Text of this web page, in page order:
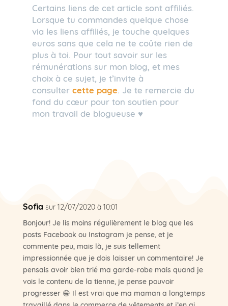
Certains liens de cet article sont affiliés.
Lorsque tu commandes quelque chose
via les liens affiliés, je touche quelques
euros sans que cela ne te coûte rien de
plus à toi. Pour tout savoir sur les
rémunérations sur mon blog, et mes
choix à ce sujet, je t’invite à
consulter cette page . Je te remercie du
fond du cœur pour ton soutien pour
mon travail de blogueuse ♥
Sofia sur 12/07/2020 à 10:01
Bonjour! Je lis moins régulièrement le blog que les
posts Facebook ou Instagram je pense, et je
commente peu, mais là, je suis tellement
impressionnée que je dois laisser un commentaire! Je
pensais avoir bien trié ma garde-robe mais quand je
vois le contenu de la tienne, je pense pouvoir
progresser 😁 Il est vrai que ma maman a longtemps